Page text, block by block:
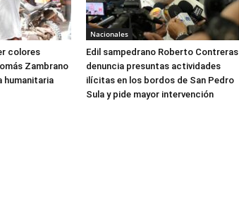
colores
Zambrano
humanitaria
Nacionales
Edil sampedrano Roberto Contreras
denuncia presuntas actividades
ilícitas en los bordos de San Pedro
Sula y pide mayor intervención